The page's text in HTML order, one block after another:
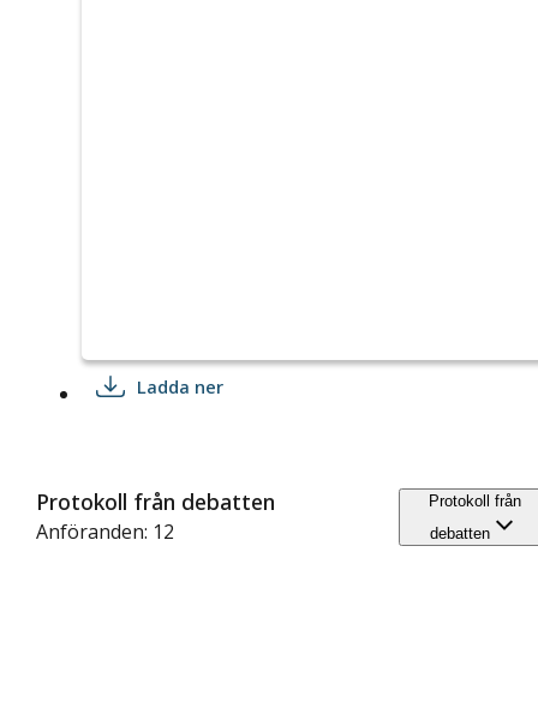
Ladda ner
Protokoll från debatten
Anföranden: 12
Protokoll från
debatten